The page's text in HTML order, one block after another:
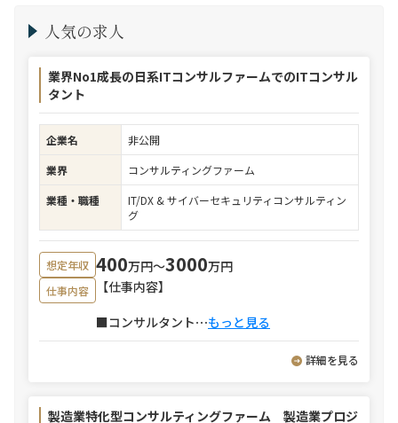
人気の求人
業界No1成長の日系ITコンサルファームでのITコンサル
タント
企業名
非公開
業界
コンサルティングファーム
業種・職種
IT/DX & サイバーセキュリティコンサルティン
グ
想定年収 400万円〜3000万円
仕事内容
【仕事内容】
■コンサルタント⋯もっと見る
詳細を見る
製造業特化型コンサルティングファーム 製造業プロジ